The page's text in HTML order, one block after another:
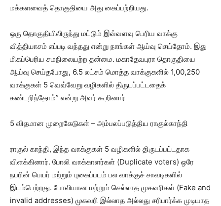
மக்களவைத் தொகுதியை அது கைப்பற்றியது.
ஒரு தொகுதியிலிருந்து மட்டும் இவ்வளவு பெரிய வாக்கு
வித்தியாசம் எப்படி வந்தது என்று நாங்கள் ஆய்வு செய்தோம். இது
மிகப்பெரிய சமநிலையற்ற தன்மை. மகாதேவபுரா தொகுதியை
ஆய்வு செய்தபோது, 6.5 லட்சம் மொத்த வாக்குகளில் 1,00,250
வாக்குகள் 5 வெவ்வேறு வழிகளில் திருடப்பட்டதைக்
கண்டறிந்தோம்” என்று அவர் கூறினார்
5 விதமான முறைகேடுகள் – அம்பலப்படுத்திய ராகுல்காந்தி
ராகுல் காந்தி, இந்த வாக்குகள் 5 வழிகளில் திருடப்பட்டதாக
விளக்கினார். போலி வாக்காளர்கள் (Duplicate voters) ஒரே
நபரின் பெயர் மற்றும் புகைப்படம் பல வாக்குச் சாவடிகளில்
இடம்பெற்றது. போலியான மற்றும் செல்லாத முகவரிகள் (Fake and
invalid addresses) முகவரி இல்லாத அல்லது சரிபார்க்க முடியாத